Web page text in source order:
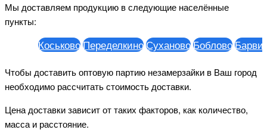
Мы доставляем продукцию в следующие населённые
пункты:
КоськовоПеределкино СухановоБобловоБарвиха
Чтобы доставить оптовую партию незамерзайки в Ваш город
необходимо рассчитать стоимость доставки.
Цена доставки зависит от таких факторов, как количество,
масса и расстояние.